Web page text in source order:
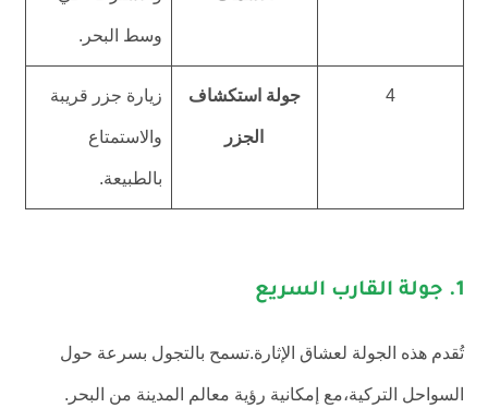
وسط البحر.
4 جولة استكشاف
الجزر
زيارة جزر قريبة
والاستمتاع
بالطبيعة.
1. جولة القارب السريع
تُقدم هذه الجولة لعشاق الإثارة.تسمح بالتجول بسرعة حول
السواحل التركية،مع إمكانية رؤية معالم المدينة من البحر.